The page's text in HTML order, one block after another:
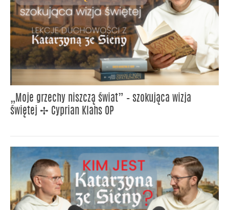
„Moje grzechy niszczą świat” – szokująca wizja
świętej ✢ Cyprian Klahs OP